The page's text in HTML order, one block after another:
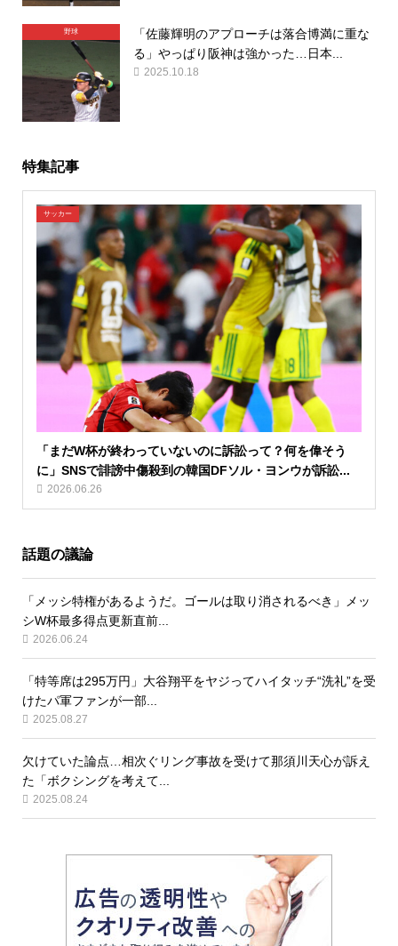
野球
「佐藤輝明のアプローチは落合博満に重な
る」やっぱり阪神は強かった…日本...
2025.10.18
特集記事
サッカー
「まだW杯が終わっていないのに訴訟って？何を偉そう
に」SNSで誹謗中傷殺到の韓国DFソル・ヨンウが訴訟...
2026.06.26
話題の議論
「メッシ特権があるようだ。ゴールは取り消されるべき」メッ
シW杯最多得点更新直前...
2026.06.24
「特等席は295万円」大谷翔平をヤジってハイタッチ“洗礼”を受
けたパ軍ファンが一部...
2025.08.27
欠けていた論点…相次ぐリング事故を受けて那須川天心が訴え
た「ボクシングを考えて...
2025.08.24